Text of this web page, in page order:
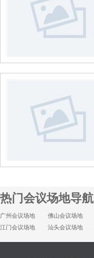
热门会议场地导航
广州会议场地 佛山会议场地
江门会议场地
汕头会议场地